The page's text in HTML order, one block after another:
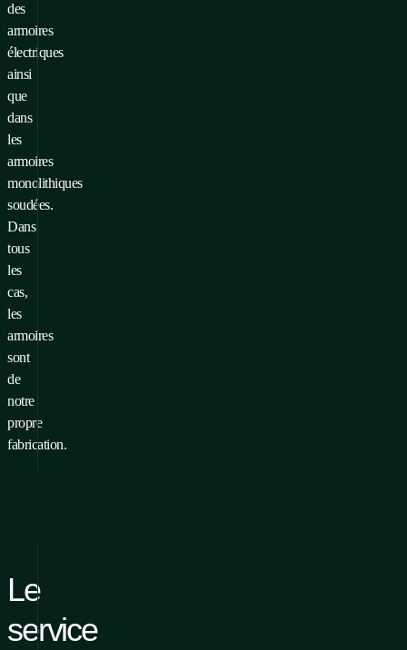
des
armoires
électriques
ainsi
que
dans
les
armoires
monolithiques
soudées.
Dans
tous
les
cas,
les
armoires
sont
de
notre
propre
fabrication.
Le
service